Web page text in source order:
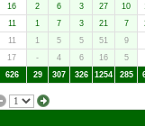
16 2 6 3 27 10
11 1 7 3 21 7
11 1 5 5 51 9
17 - 4 6 16 5
626 29 307 326 1254 285